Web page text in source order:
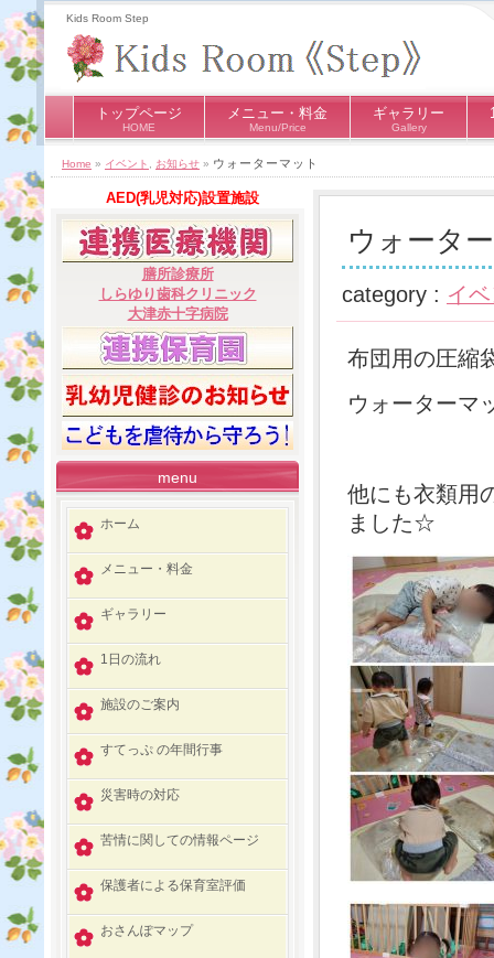
Kids Room Step
トップページ
HOME
メニュー・料金
Menu/Price
ギャラリー
Gallery
Home » イベント お知らせ » ウォーターマット
ウォータ
category : イ
布団用の圧縮
ウォーターマ
他にも衣類用
ました☆
AED(乳児対応)設置施設
膳所診療所
しらゆり歯科クリニック
大津赤十字病院
menu
ホーム
メニュー・料金
ギャラリー
1日の流れ
施設のご案内
すてっぷ の年間行事
災害時の対応
苦情に関しての情報ページ
保護者による保育室評価
おさんぽマップ